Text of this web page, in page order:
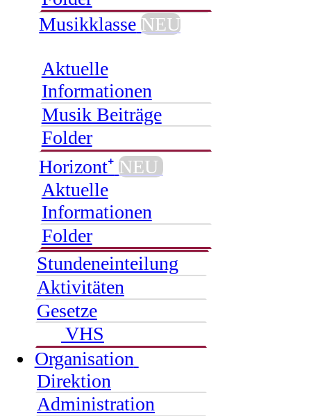
Musikklasse NEU
Aktuelle
Informationen
Musik Beiträge
Folder
Horizont⁺ NEU
Aktuelle
Informationen
Folder
Stundeneinteilung
Aktivitäten
Gesetze
VHS
Organisation
Direktion
Administration